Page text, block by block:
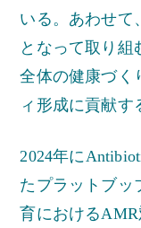
いる。あわせて
となって取り組
全体の健康づく
ィ形成に貢献す
2024年に
たプラットブッ
育における